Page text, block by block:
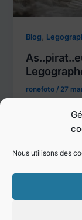
Nous utilisons des
Blog ,
ronefoto/ 27
L’aspirateur
pas pour un